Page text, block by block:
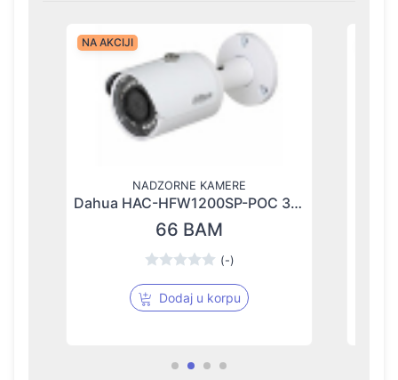
NA AKCIJI
NADZORNE KAMERE
Dahua HAC-HFW1200SP-POC 3,6 mm kamera Akcija
66 BAM
(-)
Dodaj u korpu